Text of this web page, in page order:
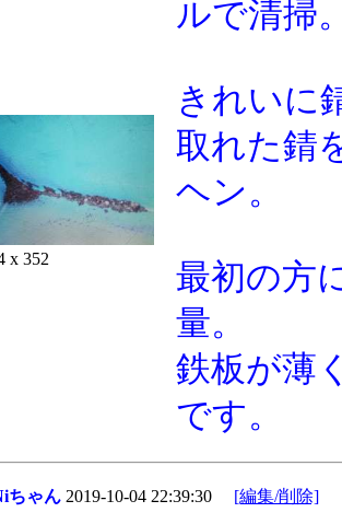
x 352
ルで清掃
きれいに
取れた錆
ヘン。
最初の方
量。
鉄板が薄
です。
ちゃん2019-10-04 22:39:30 [編集/削除]